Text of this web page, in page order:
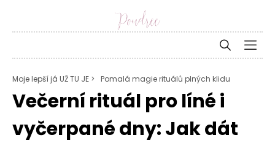
Moje lepší já UŽ TU JE > Pomalá magie rituálů plných klidu
Večerní rituál pro líné i
vyčerpané dny: Jak dát